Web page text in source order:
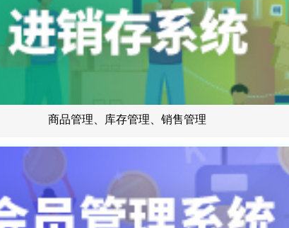
商品管理、库存管理、销售管理